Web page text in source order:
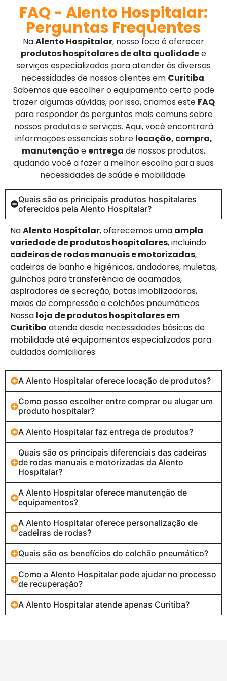
FAQ - Alento Hospitalar:
Perguntas Frequentes
NaAlento Hospitalar, nosso foco é oferecer
produtos hospitalares de alta qualidadee
serviços especializados para atender às diversas
necessidades de nossos clientes em Curitiba.
Sabemos que escolher o equipamento certo pode
trazer algumas dúvidas, por isso, criamos este FAQ
para responder às perguntas mais comuns sobre
nossos produtos e serviços. Aqui, você encontrará
informações essenciais sobre locação, compra,
manutenção e entrega de nossos produtos,
ajudando você a fazer a melhor escolha para suas
necessidades de saúde e mobilidade.
Quais são os principais produtos hospitalares
oferecidos pela Alento Hospitalar?
NaAlento Hospitalar, oferecemos uma ampla
variedade de produtos hospitalares, incluindo
cadeiras de rodas manuais e motorizadas,
cadeiras de banho e higiênicas, andadores, muletas,
guinchos para transferência de acamados,
aspiradores de secreção, botas imobilizadoras,
meias de compressão e colchões pneumáticos.
Nossa loja de produtos hospitalares em
Curitiba atende desde necessidades básicas de
mobilidade até equipamentos especializados para
cuidados domiciliares.
A Alento Hospitalar oferece locação de produtos?
Como posso escolher entre comprar ou alugar um
produto hospitalar?
A Alento Hospitalar faz entrega de produtos?
Quais são os principais diferenciais das cadeiras
de rodas manuais e motorizadas da Alento
Hospitalar?
A Alento Hospitalar oferece manutenção de
equipamentos?
A Alento Hospitalar oferece personalização de
cadeiras de rodas?
Quais são os benefícios do colchão pneumático?
Como a Alento Hospitalar pode ajudar no processo
de recuperação?
A Alento Hospitalar atende apenas Curitiba?